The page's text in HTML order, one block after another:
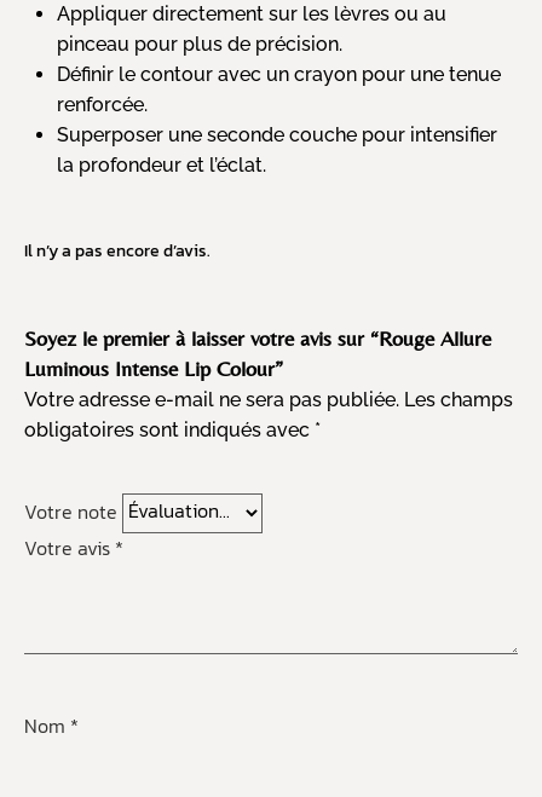
Appliquer directement sur les lèvres ou au
pinceau pour plus de précision.
Définir le contour avec un crayon pour une tenue
renforcée.
Superposer une seconde couche pour intensifier
la profondeur et l’éclat.
Il n’y a pas encore d’avis.
Soyez le premier à laisser votre avis sur “Rouge Allure
Luminous Intense Lip Colour”
Votre adresse e-mail ne sera pas publiée. Les champs
obligatoires sont indiqués avec *
Votre note
Votre avis *
Nom *